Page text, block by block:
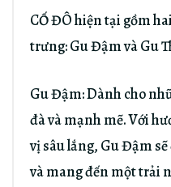
CỐ ĐÔ hiện tại gồm
trưng: Gu Đậm và Gu
Gu Đậm: Dành cho
đà và mạnh mẽ. Với
vị sâu lắng, Gu Đậm
và mang đến một trải